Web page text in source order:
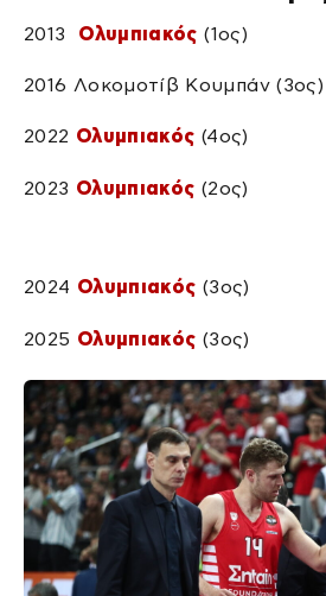
2013 Ολυμπιακός (1ος)
2016 Λοκομοτίβ Κουμπάν (3ος)
2022 Ολυμπιακός (4ος)
2023 Ολυμπιακός (2ος)
2024 Ολυμπιακός (3ος)
2025 Ολυμπιακός (3ος)